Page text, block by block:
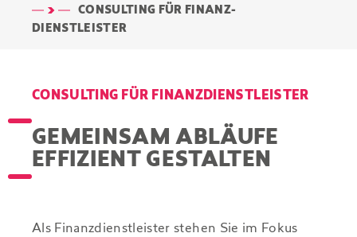
CONSULTING FÜR FINANZ­
DIENSTLEISTER
CONSULTING FÜR FINANZDIENSTLEISTER
GEMEINSAM ABLÄUFE
EFFIZIENT GESTALTEN
Als Finanzdienstleister stehen Sie im Fokus